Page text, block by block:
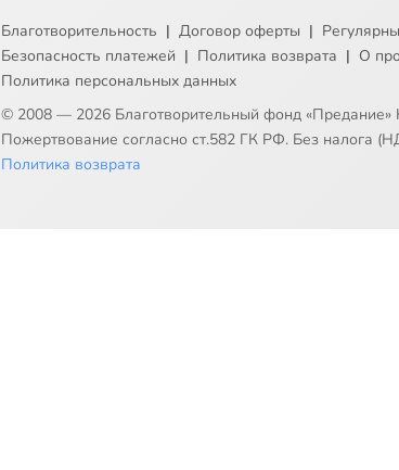
Благотворительность | Договор оферты |
Безопасность платежей | Политика возврата | О
Политика персональных данных
© 2008 — 2026 Благотворительный фонд
Пожертвование согласно ст.582 ГК РФ. Без налога
Политика возврата